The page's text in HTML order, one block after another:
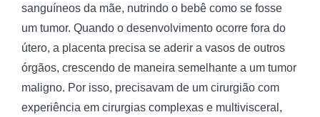
sanguíneos da mãe, nutrindo o bebê como se fosse
um tumor. Quando o desenvolvimento ocorre fora do
útero, a placenta precisa se aderir a vasos de outros
órgãos, crescendo de maneira semelhante a um tumor
maligno. Por isso, precisavam de um cirurgião com
experiência em cirurgias complexas e multivisceral,